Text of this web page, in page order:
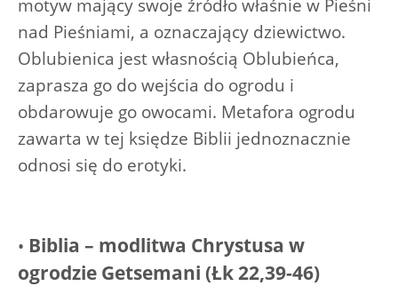
motyw mający swoje źródło właśnie w Pieśni
nad Pieśniami, a oznaczający dziewictwo.
Oblubienica jest własnością Oblubieńca,
zaprasza go do wejścia do ogrodu i
obdarowuje go owocami. Metafora ogrodu
zawarta w tej księdze Biblii jednoznacznie
odnosi się do erotyki.
• Biblia – modlitwa Chrystusa w
ogrodzie Getsemani (Łk 22,39-46)